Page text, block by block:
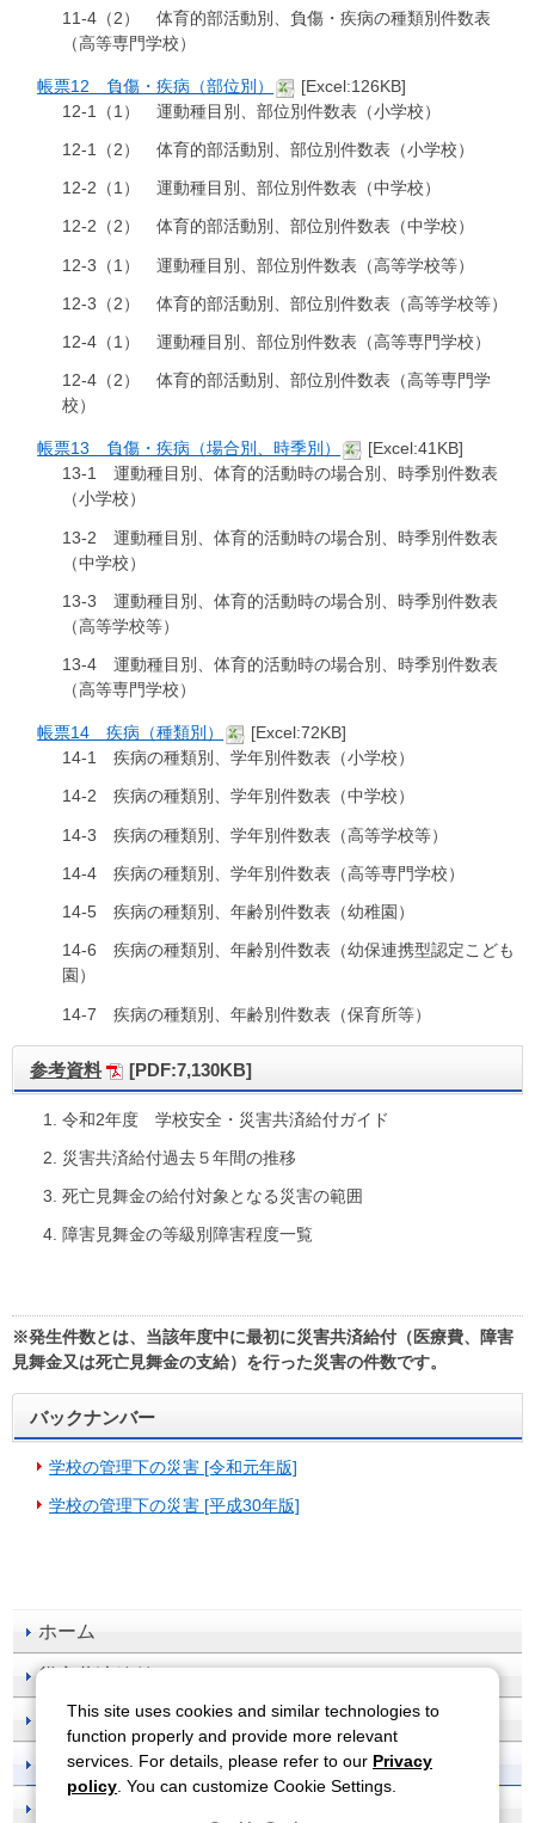
ホーム
災害共済給付
事故防止
刊行物一覧
11-4（2） 体育的部活動別、負傷・疾病の種類別件数表
（高等専門学校）
帳票12 負傷・疾病（部位別）
[Excel:126KB]
12-1（1） 運動種目別、部位別件数表（小学校）
12-1（2） 体育的部活動別、部位別件数表（小学校）
12-2（1） 運動種目別、部位別件数表（中学校）
12-2（2） 体育的部活動別、部位別件数表（中学校）
12-3（1） 運動種目別、部位別件数表（高等学校等）
12-3（2） 体育的部活動別、部位別件数表（高等学校等）
12-4（1） 運動種目別、部位別件数表（高等専門学校）
12-4（2） 体育的部活動別、部位別件数表（高等専門学
校）
帳票13 負傷・疾病（場合別、時季別）
[Excel:41KB]
13-1 運動種目別、体育的活動時の場合別、時季別件数表
（小学校）
13-2 運動種目別、体育的活動時の場合別、時季別件数表
（中学校）
13-3 運動種目別、体育的活動時の場合別、時季別件数表
（高等学校等）
13-4 運動種目別、体育的活動時の場合別、時季別件数表
（高等専門学校）
帳票14 疾病（種類別）
[Excel:72KB]
14-1 疾病の種類別、学年別件数表（小学校）
14-2 疾病の種類別、学年別件数表（中学校）
14-3 疾病の種類別、学年別件数表（高等学校等）
14-4 疾病の種類別、学年別件数表（高等専門学校）
14-5 疾病の種類別、年齢別件数表（幼稚園）
14-6 疾病の種類別、年齢別件数表（幼保連携型認定こども
園）
14-7 疾病の種類別、年齢別件数表（保育所等）
参考資料 [PDF:7,130KB]
令和2年度 学校安全・災害共済給付ガイド
災害共済給付過去５年間の推移
死亡見舞金の給付対象となる災害の範囲
障害見舞金の等級別障害程度一覧
※発生件数とは、当該年度中に最初に災害共済給付（医療費、障害
見舞金又は死亡見舞金の支給）を行った災害の件数です。
バックナンバー
学校の管理下の災害 [令和元年版]
学校の管理下の災害 [平成30年版]
This site uses cookies and similar technologies to
function properly and provide more relevant
services. For details, please refer to our Privacy
policy . You can customize Cookie Settings.